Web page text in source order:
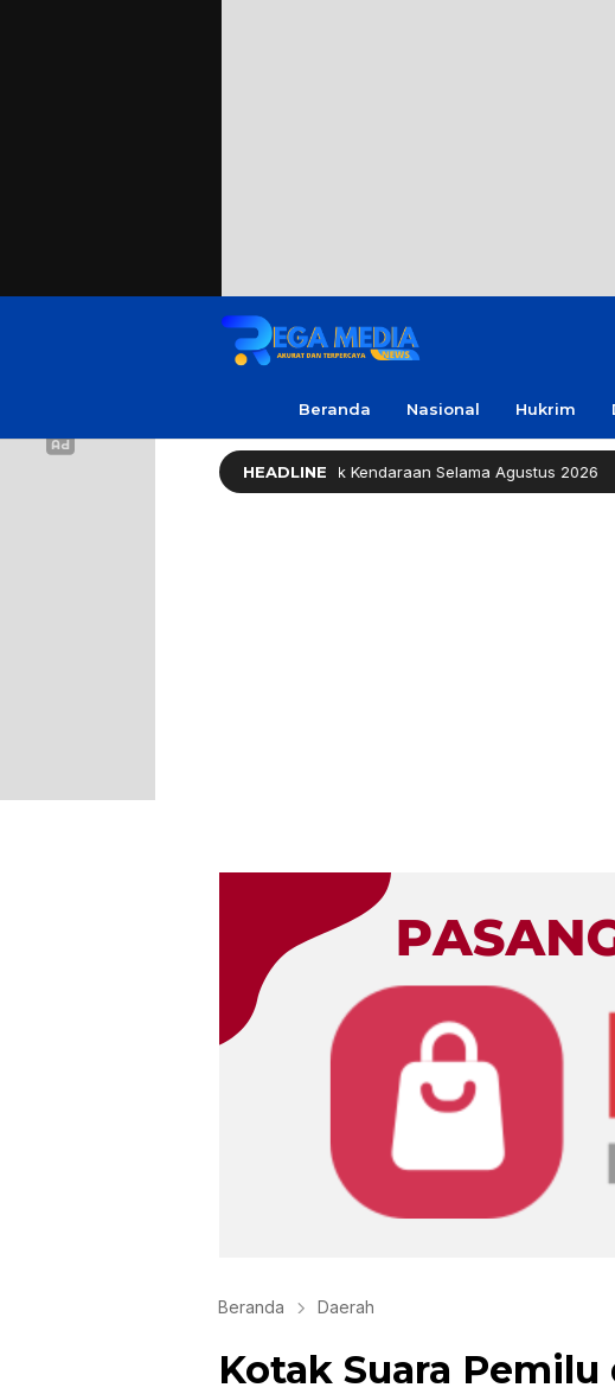
Beranda Nasional Hukrim
HEADLINE
Pemprov Jatim Bebaskan Pajak Kendaraan Selama Agustus 2026
Beranda Daerah
Kotak Suara Pemilu